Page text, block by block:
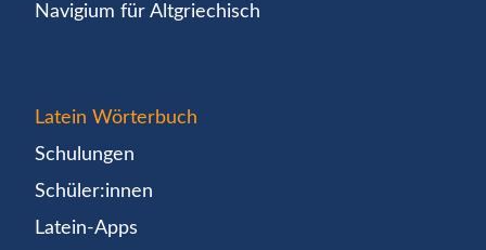
Navigium für Altgriechisch
Latein Wörterbuch
Schulungen
Schüler:innen
Latein-Apps